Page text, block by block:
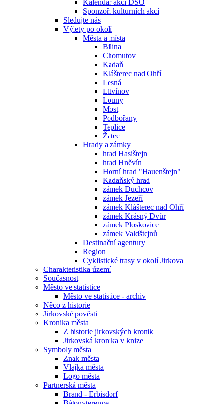
Kalendář akcí DSO
Sponzoři kulturních akcí
Sledujte nás
Výlety po okolí
Města a místa
Bílina
Chomutov
Kadaň
Klášterec nad Ohří
Lesná
Litvínov
Louny
Most
Podbořany
Teplice
Žatec
Hrady a zámky
hrad Hasištejn
hrad Hněvín
Horní hrad "Hauenštejn"
Kadaňský hrad
zámek Duchcov
zámek Jezeří
zámek Klášterec nad Ohří
zámek Krásný Dvůr
zámek Ploskovice
zámek Valdštejnů
Destinační agentury
Region
Cyklistické trasy v okolí Jirkova
Charakteristika území
Současnost
Město ve statistice
Město ve statistice - archiv
Něco z historie
Jirkovské pověsti
Kronika města
Z historie jirkovských kronik
Jirkovská kronika v knize
Symboly města
Znak města
Vlajka města
Logo města
Partnerská města
Brand - Erbisdorf